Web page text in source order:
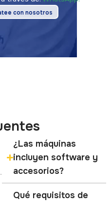
con nosotros
¿Las máquinas
incluyen software y
accesorios?
Qué requisitos de